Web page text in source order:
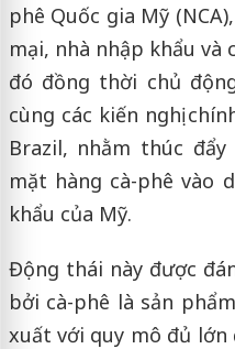
phê Quốc gia Mỹ
mại, nhà nhập khẩu và
đó đồng thời chủ
cùng các kiến nghị
Brazil, nhằm thúc
mặt hàng cà-phê vào
khẩu của Mỹ.
Động thái này được
bởi cà-phê là sản
xuất với quy mô đủ